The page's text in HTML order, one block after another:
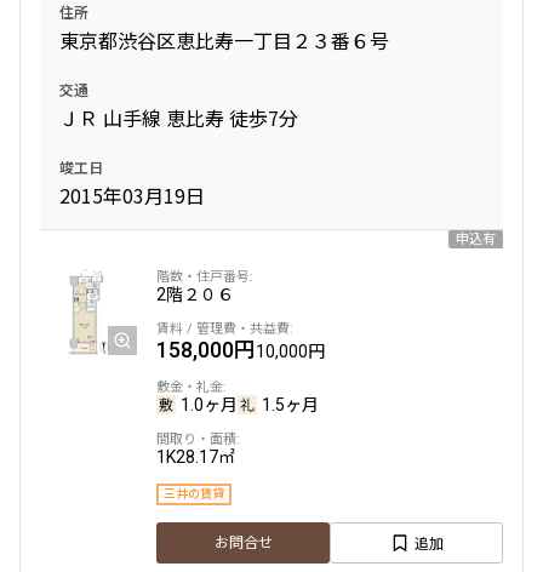
297件
住所
東京都渋谷区恵比寿一丁目２３番６号
交通
ＪＲ 山手線 恵比寿 徒歩7分
竣工日
2015年03月19日
申込有
2階２０６
158,000円10,000円
1.0ヶ月 1.5ヶ月
1K28.17㎡
三井の賃貸
お問合せ 追加